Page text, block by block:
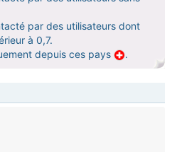
par des utilisateurs dont
à 0,7.
depuis ces pays
.